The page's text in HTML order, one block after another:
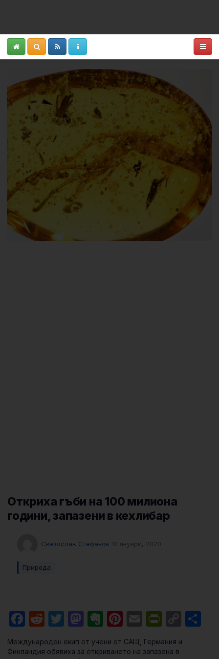
Откриха гъби на 100 милиона
години, запазени в кехлибар
Светослав Стефанов 10 януари, 2020
Природа
Facebook
RedditTwitter
Mastodon
Evernote
Pinterest
Email
Международен екип от учени от САЩ, Германия и
Финландия обявиха за откриването на запазена в